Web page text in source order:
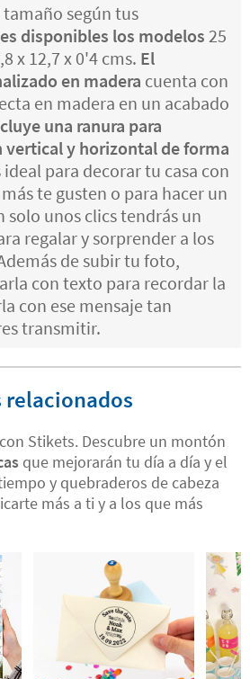
tamaño según tus
disponibles los modelos 25
x 12,7 x 0'4 cms. El
en madera cuenta con
en madera en un acabado
una ranura para
vertical y horizontal de forma
ideal para decorar tu casa con
te gusten o para hacer un
solo unos clics tendrás un
regalar y sorprender a los
de subir tu foto,
con texto para recordar la
con ese mensaje tan
transmitir.
relacionados
Stikets. Descubre un montón
que mejorarán tu día a día y el
y quebraderos de cabeza
más a ti y a los que más